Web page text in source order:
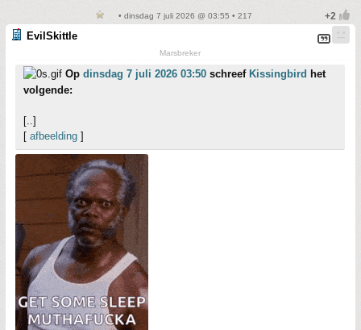
• dinsdag 7 juli 2026 @ 03:55 • 217
EvilSkittle
Marsbreker
Op dinsdag 7 juli 2026 03:50 schreef Kissingbird het
volgende:
[..]
[ afbeelding ]